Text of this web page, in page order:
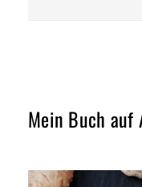
Mein Buch auf